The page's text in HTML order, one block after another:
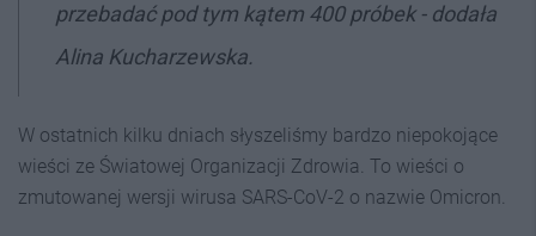
przebadać pod tym kątem 400 próbek - dodała
Alina Kucharzewska.
W ostatnich kilku dniach słyszeliśmy bardzo niepokojące
wieści ze Światowej Organizacji Zdrowia. To wieści o
zmutowanej wersji wirusa SARS-CoV-2 o nazwie Omicron.